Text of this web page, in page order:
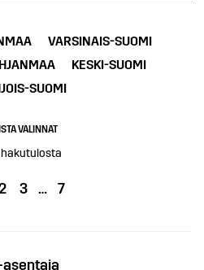
VARSINAIS-SUOMI
KESKI-SUOMI
SUOMI
VALINNAT
hakutulosta
3 … 7
asentaja